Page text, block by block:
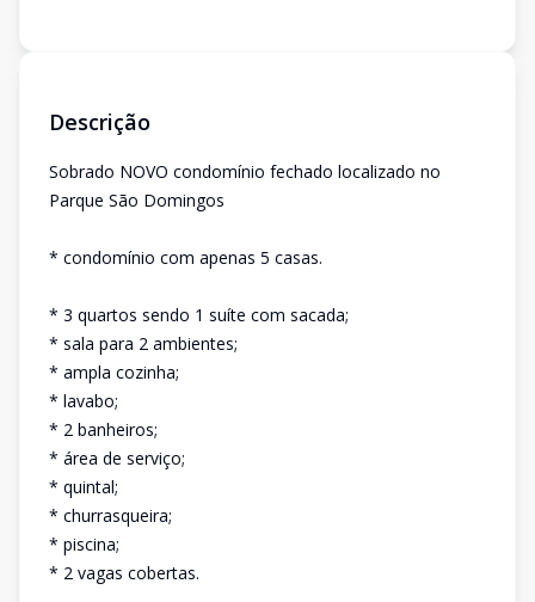
Descrição
Sobrado NOVO condomínio fechado localizado no
Parque São Domingos
* condomínio com apenas 5 casas.
* 3 quartos sendo 1 suíte com sacada;
* sala para 2 ambientes;
* ampla cozinha;
* lavabo;
* 2 banheiros;
* área de serviço;
* quintal;
* churrasqueira;
* piscina;
* 2 vagas cobertas.